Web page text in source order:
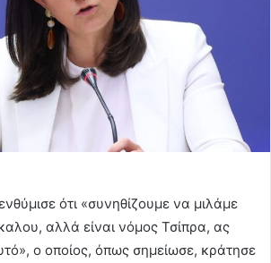
ότι «συνηθίζουμε να μιλάμε
αλλά είναι νόμος Τσίπρα, ας
ο οποίος, όπως σημείωσε, κράτησε